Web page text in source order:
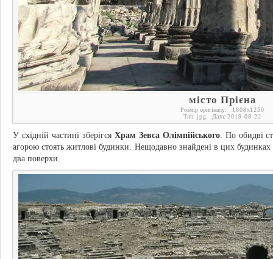
місто Прієна
Розмір оригіналу: 1808x1250
Тип: jpg Дата: 2019-08-22
У східній частині зберігся Храм Зевса Олімпійського. По обидві
агорою стоять житлові будинки. Нещодавно знайдені в цих
два поверхи.